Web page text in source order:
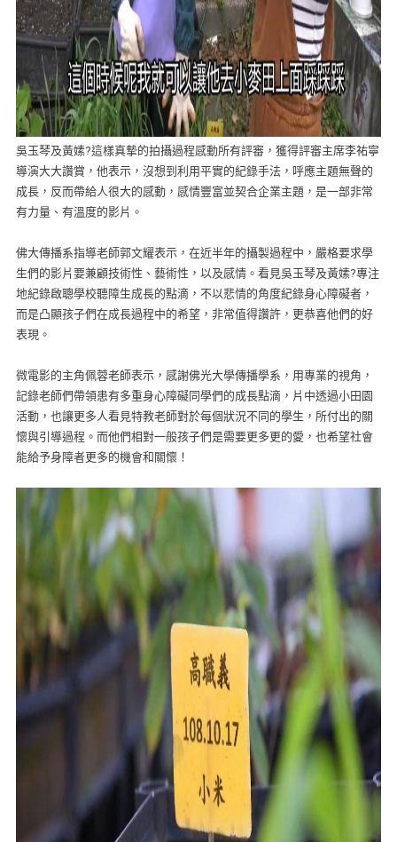
吳玉琴及黃嫊?這樣真摯的拍攝過程感動所有評審，獲得評審主席李祐寧
導演大大讚賞，他表示，沒想到利用平實的紀錄手法，呼應主題無聲的
成長，反而帶給人很大的感動，感情豐富並契合企業主題，是一部非常
有力量、有溫度的影片。
佛大傳播系指導老師郭文耀表示，在近半年的攝製過程中，嚴格要求學
生們的影片要兼顧技術性、藝術性，以及感情。看見吳玉琴及黃嫊?專注
地紀錄啟聰學校聽障生成長的點滴，不以悲情的角度紀錄身心障礙者，
而是凸顯孩子們在成長過程中的希望，非常值得讚許，更恭喜他們的好
表現。
微電影的主角佩蓉老師表示，感謝佛光大學傳播學系，用專業的視角，
記錄老師們帶領患有多重身心障礙同學們的成長點滴，片中透過小田園
活動，也讓更多人看見特教老師對於每個狀況不同的學生，所付出的關
懷與引導過程。而他們相對一般孩子們是需要更多更的愛，也希望社會
能給予身障者更多的機會和關懷！